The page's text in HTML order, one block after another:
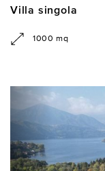
Villa singola
1000 mq